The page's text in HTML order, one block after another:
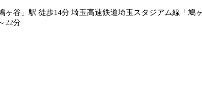
谷」駅 徒歩14分 埼玉高速鉄道埼玉スタジアム線「
22分